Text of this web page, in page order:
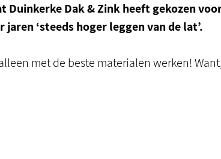
Dak & Zink heeft gekozen
‘steeds hoger leggen van de lat’.
met de beste materialen werken!